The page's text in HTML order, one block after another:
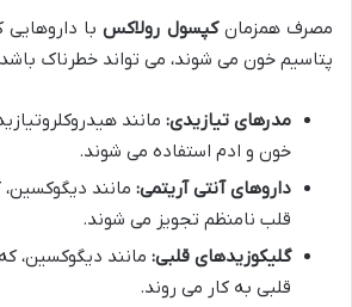
مصرف همزمانکپسول رولاکسبا
پتاسیم خون می شوند، می تواند خطرناک
مدرهای تیازیدی: مانند
خون و ادم استفاده می شوند.
داروهای آنتی آریتمی: مانند
قلب نامنظم تجویز می شوند.
گلیکوزیدهای قلبی: مانند دیگوکسین،
قلبی به کار می روند.